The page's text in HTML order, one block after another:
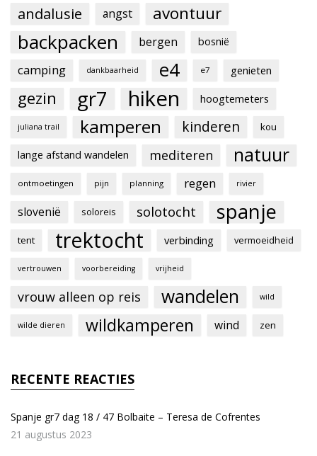
andalusie angst avontuur
backpacken bergen bosnië
camping dankbaarheid e4 e7 genieten
gezin gr7 hiken hoogtemeters
juliana trail kamperen kinderen kou
lange afstand wandelen mediteren natuur
ontmoetingen pijn planning regen rivier
slovenië soloreis solotocht spanje
tent trektocht verbinding vermoeidheid
vertrouwen voorbereiding vrijheid
vrouw alleen op reis wandelen wild
wilde dieren wildkamperen wind zen
RECENTE REACTIES
Spanje gr7 dag 18 / 47 Bolbaite – Teresa de Cofrentes
21 augustus 2023